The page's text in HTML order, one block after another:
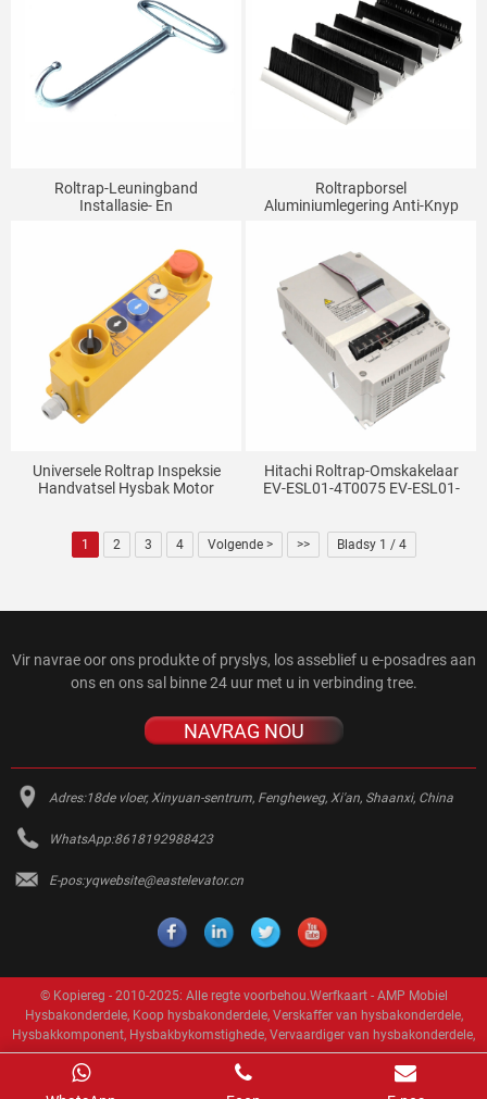
Roltrap-Leuningband
Installasie- En
Onderhoudsgereedskap
Leuningband Universele Haak
Roltrapborsel
Aluminiumlegering Anti-Knyp
Universele Roltrap Inspeksie
Handvatsel Hysbak Motor
Boks Hysbak Onderdele
Hitachi Roltrap-Omskakelaar
EV-ESL01-4T0075 EV-ESL01-
1 2 3 4 Volgende > >> Bladsy 1 / 4
Vir navrae oor ons produkte of pryslys, los asseblief u e-posadres aan
ons en ons sal binne 24 uur met u in verbinding tree.
NAVRAG NOU
Adres:18de vloer, Xinyuan-sentrum, Fengheweg, Xi'an, Shaanxi, China
WhatsApp:8618192988423
E-pos:yqwebsite@eastelevator.cn
© Kopiereg - 2010-2025: Alle regte voorbehou.Werfkaart- AMP Mobiel
Hysbakonderdele, Koop hysbakonderdele, Verskaffer van hysbakonderdele,
Hysbakkomponent, Hysbakbykomstighede, Vervaardiger van hysbakonderdele,